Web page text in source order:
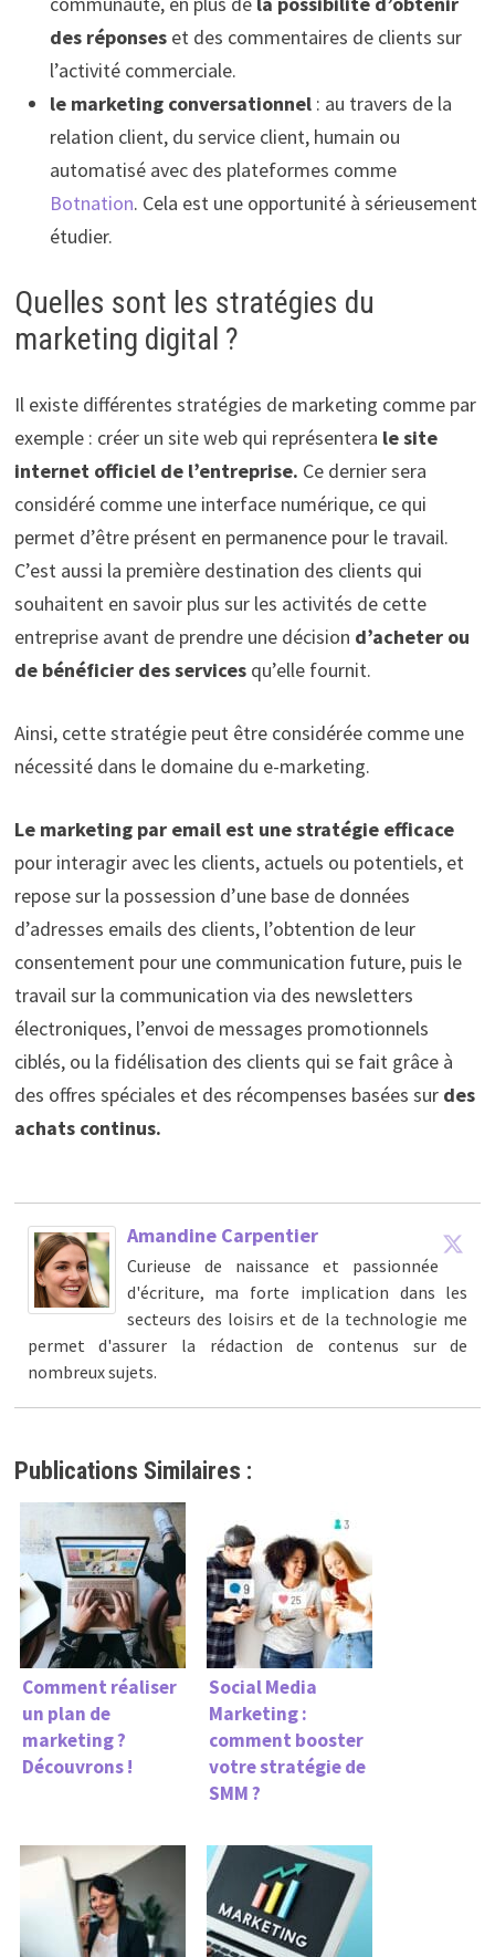
des réponses et des commentaires de clients sur
l’activité commerciale.
le marketing conversationnel: au travers de la
relation client, du service client, humain ou
automatisé avec des plateformes comme
Botnation. Cela est une opportunité à sérieusement
étudier.
Quelles sont les stratégies du
marketing digital ?
Il existe différentes stratégies de marketing comme par
exemple : créer un site web qui représentera le site
internet officiel de l’entreprise. Ce dernier sera
considéré comme une interface numérique, ce qui
permet d’être présent en permanence pour le travail.
C’est aussi la première destination des clients qui
souhaitent en savoir plus sur les activités de cette
entreprise avant de prendre une décision d’acheter ou
de bénéficier des servicesqu’elle fournit.
Ainsi, cette stratégie peut être considérée comme une
nécessité dans le domaine du e-marketing.
Le marketing par email est une stratégie efficace
pour interagir avec les clients, actuels ou potentiels, et
repose sur la possession d’une base de données
d’adresses emails des clients, l’obtention de leur
consentement pour une communication future, puis le
travail sur la communication via des newsletters
électroniques, l’envoi de messages promotionnels
ciblés, ou la fidélisation des clients qui se fait grâce à
des offres spéciales et des récompenses basées surdes
achats continus.
Amandine Carpentier
Curieuse de naissance et passionnée
d'écriture, ma forte implication dans les
secteurs des loisirs et de la technologie me
permet d'assurer la rédaction de contenus sur de
nombreux sujets.
Publications Similaires :
Comment réaliser
un plan de
marketing ?
Découvrons !
Social Media
Marketing :
comment booster
votre stratégie de
SMM ?